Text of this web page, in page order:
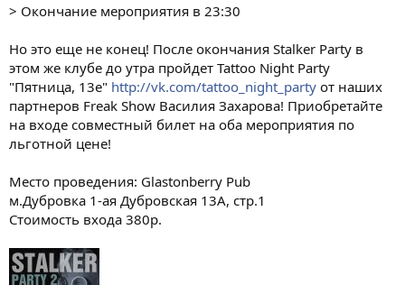
> Окончание мероприятия в 23:30
Но это еще не конец! После окончания Stalker Party в
этом же клубе до утра пройдет Tattoo Night Party
"Пятница, 13е" http://vk.com/tattoo_night_party от наших
партнеров Freak Show Василия Захарова! Приобретайте
на входе совместный билет на оба мероприятия по
льготной цене!
Место проведения: Glastonberry Pub
м.Дубровка 1-ая Дубровская 13А, стр.1
Стоимость входа 380р.